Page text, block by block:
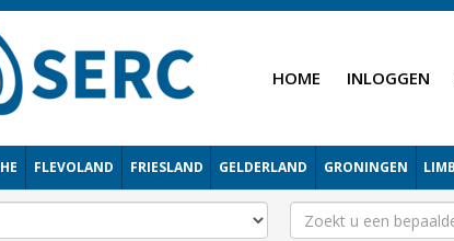
HOME INLOGGEN
FLEVOLAND FRIESLAND GELDERLAND GRONINGEN